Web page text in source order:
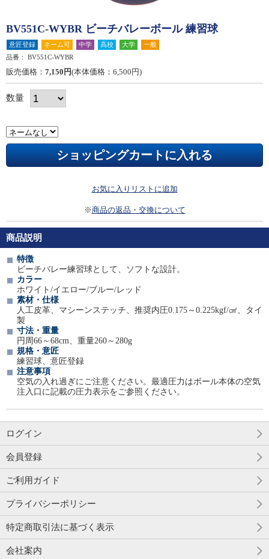
BV551C-WYBR ビーチバレーボール 練習球
意匠登録 ネーム可 中学 高校 大学
一般
品番：
BV551C-WYBR
販売価格： 7,150円(本体価格：6,500円)
数量
お気に入りリストに追加
※商品の返品・交換について
商品説明
特徴
ビーチバレー練習球として、ソフトな設計。
カラー
ホワイト/イエロー/ブルー/レッド
素材・仕様
人工皮革、マシーンステッチ、推奨内圧0.175～0.225kgf/㎠、タイ
製
寸法・重量
円周66～68cm、重量260～280g
規格・意匠
練習球、意匠登録
注意事項
空気の入れ過ぎにご注意ください。最適圧力はボール本体の空気
注入口に記載の圧力表示をご参照ください。
ログイン
会員登録
ご利用ガイド
プライバシーポリシー
特定商取引法に基づく表示
会社案内